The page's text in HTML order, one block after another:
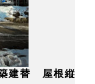
建替 屋根縦